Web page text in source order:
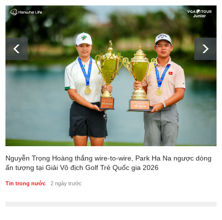
Nguyễn Trọng Hoàng thắng wire-to-wire, Park Ha Na ngược dòng
ấn tượng tại Giải Vô địch Golf Trẻ Quốc gia 2026
Tin trong nước 2 ngày trước